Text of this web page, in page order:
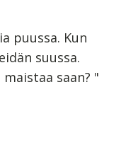
puussa. Kun
suussa.
saan? "